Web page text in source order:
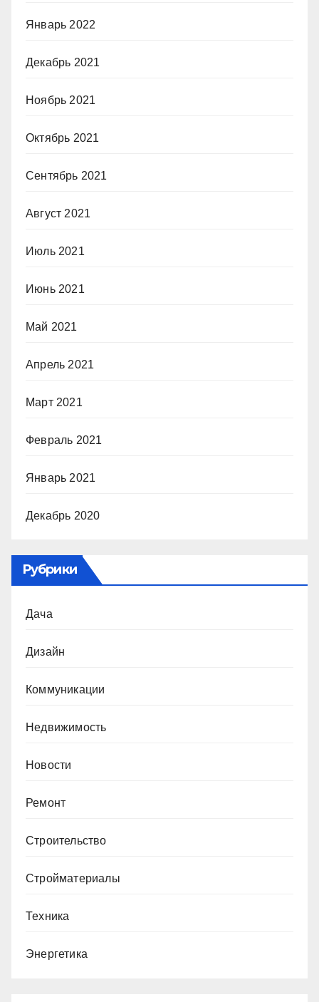
Январь 2022
Декабрь 2021
Ноябрь 2021
Октябрь 2021
Сентябрь 2021
Август 2021
Июль 2021
Июнь 2021
Май 2021
Апрель 2021
Март 2021
Февраль 2021
Январь 2021
Декабрь 2020
Рубрики
Дача
Дизайн
Коммуникации
Недвижимость
Новости
Ремонт
Строительство
Стройматериалы
Техника
Энергетика